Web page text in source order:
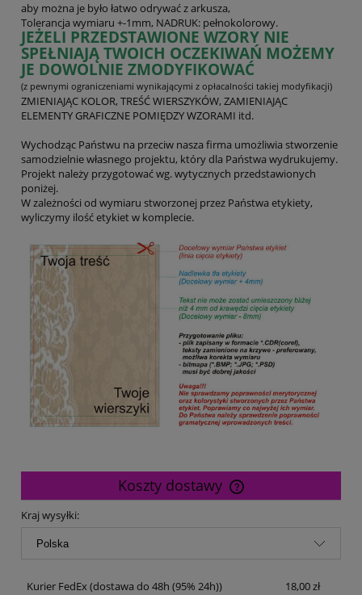
aby można je było łatwo odrywać z arkusza,
Tolerancja wymiaru +-1mm, NADRUK: pełnokolorowy.
JEŻELI PRZEDSTAWIONE WZORY NIE
SPEŁNIAJĄ TWOICH OCZEKIWAŃ MOŻEMY
JE DOWOLNIE ZMODYFIKOWAĆ
(z pewnymi ograniczeniami wynikającymi z opłacalności takiej modyfikacji)
ZMIENIAJĄC KOLOR, TREŚĆ WIERSZYKÓW, ZAMIENIAJĄC
ELEMENTY GRAFICZNE POMIĘDZY WZORAMI itd.
Wychodząc Państwu na przeciw nasza firma umożliwia stworzenie
samodzielnie własnego projektu, który dla Państwa wydrukujemy.
Projekt należy przygotować wg. wytycznych przedstawionych
poniżej.
W zależności od wymiaru stworzonej przez Państwa etykiety,
wyliczymy ilość etykiet w komplecie.
Koszty dostawy
Cena nie zawiera ewentualnych kosztów płatności
Kraj wysyłki:
Kurier FedEx(dostawa do 48h (95% 24h)) 18,00 zł